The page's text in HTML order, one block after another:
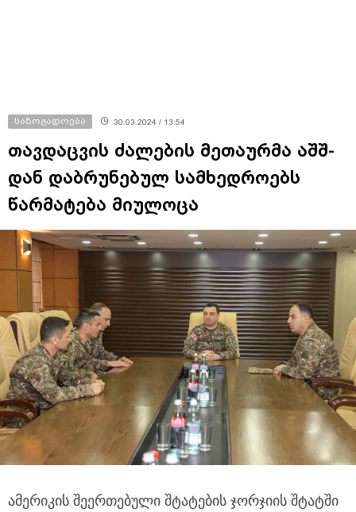
საზოგადოება 30.03.2024 / 13:54
თავდაცვის ძალების მეთაურმა აშშ-
დან დაბრუნებულ სამხედროებს
წარმატება მიულოცა
ამერიკის შეერთებული შტატების ჯორჯიის შტატში